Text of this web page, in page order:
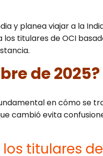
y planea viajar a la
titulares de OCI
de 2025?
en cómo se
cambió evita
titulares